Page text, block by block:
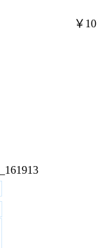
￥10